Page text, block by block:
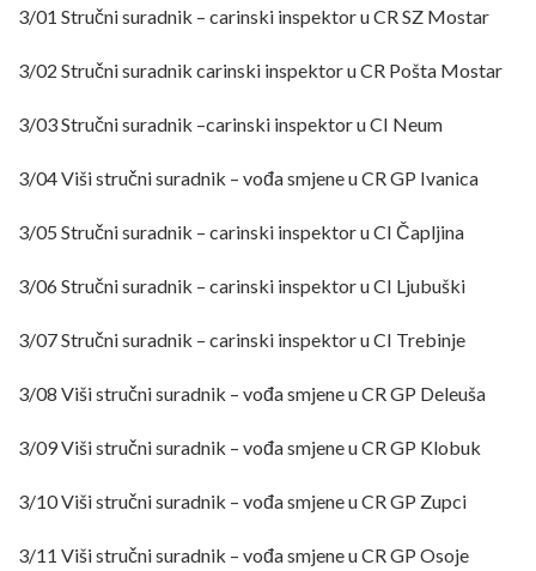
3/01 Stručni suradnik – carinski inspektor u CR SZ Mostar
3/02 Stručni suradnik carinski inspektor u CR Pošta Mostar
3/03 Stručni suradnik –carinski inspektor u CI Neum
3/04 Viši stručni suradnik – vođa smjene u CR GP Ivanica
3/05 Stručni suradnik – carinski inspektor u CI Čapljina
3/06 Stručni suradnik – carinski inspektor u CI Ljubuški
3/07 Stručni suradnik – carinski inspektor u CI Trebinje
3/08 Viši stručni suradnik – vođa smjene u CR GP Deleuša
3/09 Viši stručni suradnik – vođa smjene u CR GP Klobuk
3/10 Viši stručni suradnik – vođa smjene u CR GP Zupci
3/11 Viši stručni suradnik – vođa smjene u CR GP Osoje